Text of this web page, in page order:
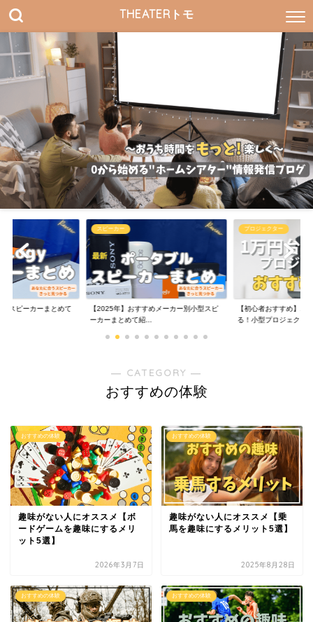
THEATERトモ
スピーカーまとめて
スピーカー
【2025年】おすすめメーカー別小型スピ
ーカーまとめて紹...
プロジェクター
【初心者おすすめ】1
る！小型プロジェクタ...
― CATEGORY ―
おすすめの体験
おすすめの体験
趣味がない人にオススメ【ボ
ードゲームを趣味にするメリ
ット5選】
2026年3月7日
おすすめの体験
趣味がない人にオススメ【乗
馬を趣味にするメリット5選】
2025年8月28日
おすすめの体験 おすすめの体験